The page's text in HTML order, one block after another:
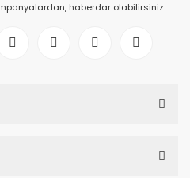
haberdar olabilirsiniz.